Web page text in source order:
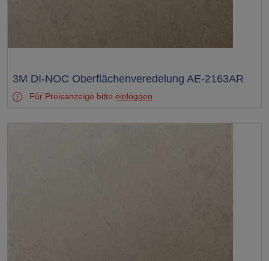
Test
3M DI-NOC Oberflächenveredelung AE-2163AR
Für Preisanzeige bitte einloggen